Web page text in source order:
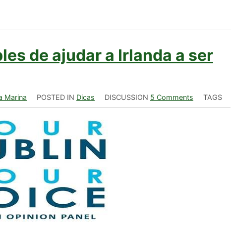
de ajudar a Irlanda a ser
Marina POSTED IN Dicas DISCUSSION 5 Comments TAGS